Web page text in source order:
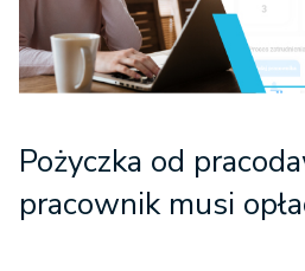
Pożyczka od
pracownik musi